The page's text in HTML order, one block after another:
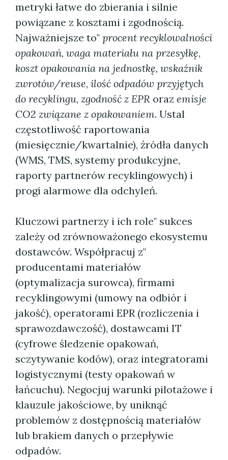
metryki łatwe do zbierania i silnie
powiązane z kosztami i zgodnością.
Najważniejsze to" procent recyklowalności
opakowań, waga materiału na przesyłkę,
koszt opakowania na jednostkę, wskaźnik
zwrotów/reuse, ilość odpadów przyjętych
do recyklingu, zgodność z EPR oraz emisje
CO2 związane z opakowaniem. Ustal
częstotliwość raportowania
(miesięcznie/kwartalnie), źródła danych
(WMS, TMS, systemy produkcyjne,
raporty partnerów recyklingowych) i
progi alarmowe dla odchyleń.
Kluczowi partnerzy i ich role" sukces
zależy od zrównoważonego ekosystemu
dostawców. Współpracuj z"
producentami materiałów
(optymalizacja surowca), firmami
recyklingowymi (umowy na odbiór i
jakość), operatorami EPR (rozliczenia i
sprawozdawczość), dostawcami IT
(cyfrowe śledzenie opakowań,
sczytywanie kodów), oraz integratorami
logistycznymi (testy opakowań w
łańcuchu). Negocjuj warunki pilotażowe i
klauzule jakościowe, by uniknąć
problemów z dostępnością materiałów
lub brakiem danych o przepływie
odpadów.